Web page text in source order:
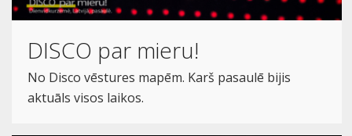
DISCO par mieru!
No Disco vēstures mapēm. Karš pasaulē bijis
aktuāls visos laikos.